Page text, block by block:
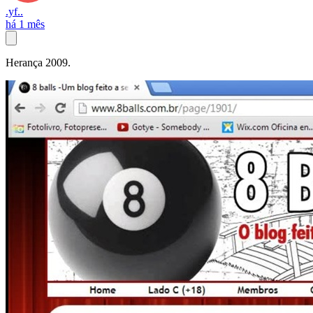
.yf..
há 1 mês
Herança 2009.